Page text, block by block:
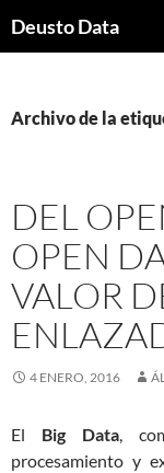
Deusto Data
Archivo de la
DEL
OPEN
VALOR
4 ENERO, 2016
El Big Data,
procesamiento y